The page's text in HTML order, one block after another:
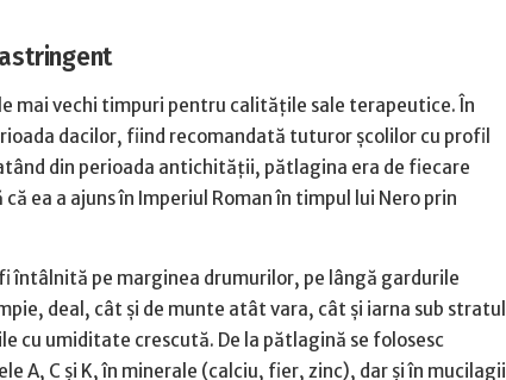
mai vechi timpuri pentru calităţile sale terapeutice. În
dacilor, fiind recomandată tuturor şcolilor cu profil
din perioada antichităţii, pătlagina era de fiecare
ea a ajuns în Imperiul Roman în timpul lui Nero prin
întâlnită pe marginea drumurilor, pe lângă gardurile
deal, cât şi de munte atât vara, cât şi iarna sub stratul
cu umiditate crescută. De la pătlagină se folosesc
A, C şi K, în minerale (calciu, fier, zinc), dar şi în mucilagii